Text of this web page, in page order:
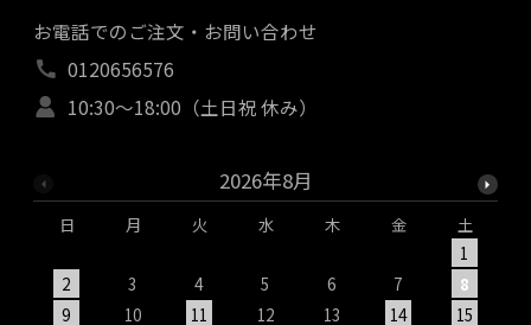
お電話でのご注文・お問い合わせ
0120656576
10:30～18:00（土日祝 休み）
2026年8月
日 月 火 水 木 金
土
1
2
3 4 5 6 7
8
9
10 11 12 13 14 15